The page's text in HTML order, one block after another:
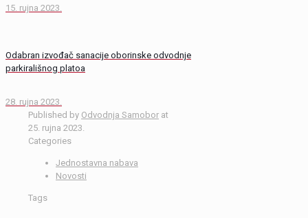
15. rujna 2023.
Odabran izvođač sanacije oborinske odvodnje
parkirališnog platoa
28. rujna 2023.
Published by Odvodnja Samobor at
25. rujna 2023.
Categories
Jednostavna nabava
Novosti
Tags